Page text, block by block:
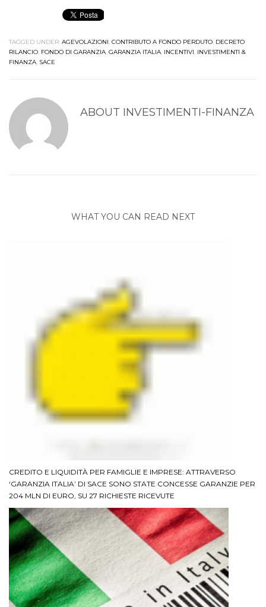
TAGGED UNDER: AGEVOLAZIONI, CONTRIBUTO A FONDO PERDUTO, DECRETO
RILANCIO, FONDO DI GARANZIA, GARANZIA ITALIA, INCENTIVI, INVESTIMENTI &
FINANZA, SACE
ABOUT INVESTIMENTI-FINANZA
WHAT YOU CAN READ NEXT
CREDITO E LIQUIDITÀ PER FAMIGLIE E IMPRESE: ATTRAVERSO
‘GARANZIA ITALIA’ DI SACE SONO STATE CONCESSE GARANZIE PER
204 MLN DI EURO, SU 27 RICHIESTE RICEVUTE